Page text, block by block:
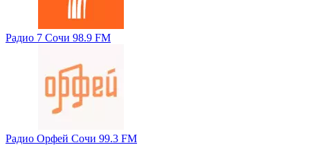
Радио 7 Сочи 98.9 FM
Радио Орфей Сочи 99.3 FM